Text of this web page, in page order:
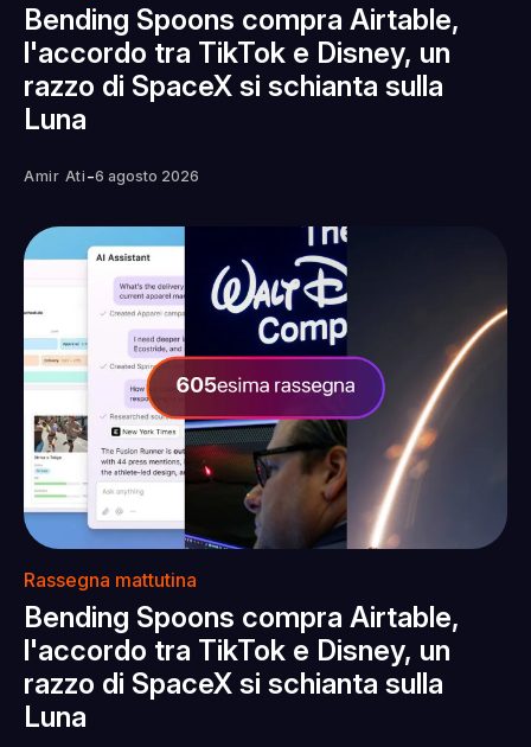
Bending Spoons compra Airtable,
l'accordo tra TikTok e Disney, un
razzo di SpaceX si schianta sulla
Luna
Amir Ati -6 agosto 2026
Rassegna mattutina
Bending Spoons compra Airtable,
l'accordo tra TikTok e Disney, un
razzo di SpaceX si schianta sulla
Luna